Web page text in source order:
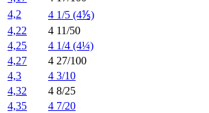
4,2
4 1/5 (4⅕)
4,22
4 11/50
4,25
4 1/4 (4¼)
4,27
4 27/100
4,3
4 3/10
4,32
4 8/25
4,35
4 7/20